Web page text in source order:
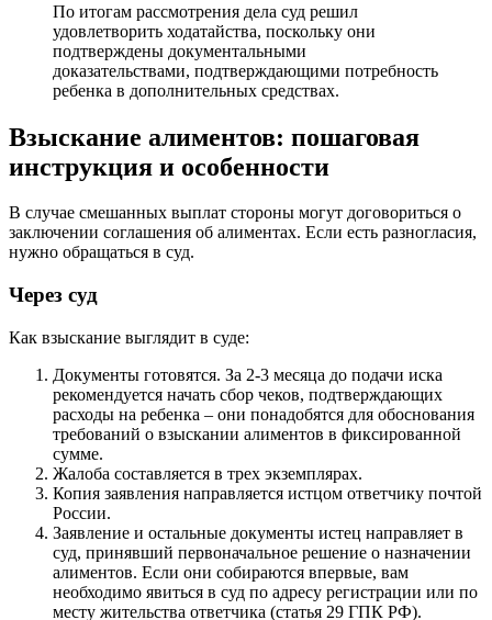
По итогам рассмотрения дела суд решил
удовлетворить ходатайства, поскольку они
подтверждены документальными
доказательствами, подтверждающими потребность
ребенка в дополнительных средствах.
Взыскание алиментов: пошаговая
инструкция и особенности
В случае смешанных выплат стороны могут договориться о
заключении соглашения об алиментах. Если есть разногласия,
нужно обращаться в суд.
Через суд
Как взыскание выглядит в суде:
Документы готовятся. За 2-3 месяца до подачи иска
рекомендуется начать сбор чеков, подтверждающих
расходы на ребенка – они понадобятся для обоснования
требований о взыскании алиментов в фиксированной
сумме.
Жалоба составляется в трех экземплярах.
Копия заявления направляется истцом ответчику почтой
России.
Заявление и остальные документы истец направляет в
суд, принявший первоначальное решение о назначении
алиментов. Если они собираются впервые, вам
необходимо явиться в суд по адресу регистрации или по
месту жительства ответчика (статья 29 ГПК РФ).